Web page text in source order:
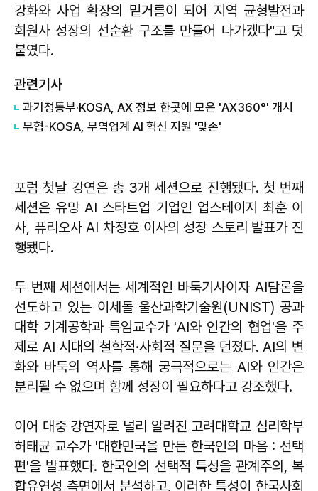
강화와 사업 확장의 밑거름이 되어 지역 균형발전과
회원사 성장의 선순환 구조를 만들어 나가겠다"고 덧
붙였다.
관련기사
과기정통부·KOSA, AX 정보 한곳에 모은 'AX360°' 개시
무협-KOSA, 무역업계 AI 혁신 지원 '맞손'
포럼 첫날 강연은 총 3개 세션으로 진행됐다. 첫 번째
세션은 유망 AI 스타트업 기업인 업스테이지 최훈 이
사, 퓨리오사 AI 차정호 이사의 성장 스토리 발표가 진
행됐다.
두 번째 세션에서는 세계적인 바둑기사이자 AI담론을
선도하고 있는 이세돌 울산과학기술원(UNIST) 공과
대학 기계공학과 특임교수가 'AI와 인간의 협업'을 주
제로 AI 시대의 철학적·사회적 질문을 던졌다. AI의 변
화와 바둑의 역사를 통해 궁극적으로는 AI와 인간은
분리될 수 없으며 함께 성장이 필요하다고 강조했다.
이어 대중 강연자로 널리 알려진 고려대학교 심리학부
허태균 교수가 '대한민국을 만든 한국인의 마음 : 선택
편'을 발표했다. 한국인의 선택적 특성을 관계주의, 복
합유연성 측면에서 분석하고, 이러한 특성이 한국사회